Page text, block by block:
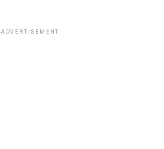
ADVERTISEMENT